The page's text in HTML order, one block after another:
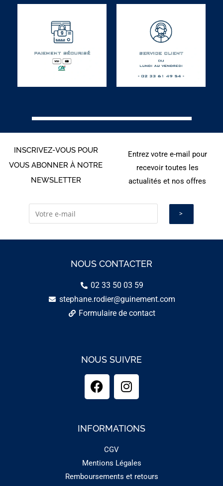
INSCRIVEZ-VOUS POUR
VOUS ABONNER À NOTRE
NEWSLETTER
Entrez votre e-mail pour
recevoir toutes les
actualités et nos offres
NOUS CONTACTER
02 33 50 03 59
stephane.rodier@guinement.com
Formulaire de contact
NOUS SUIVRE
INFORMATIONS
CGV
Mentions Légales
Remboursements et retours